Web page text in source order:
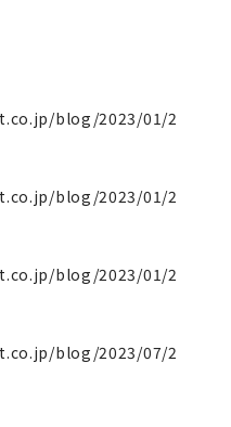
blog/2023/01/2
blog/2023/01/2
blog/2023/01/2
blog/2023/07/2